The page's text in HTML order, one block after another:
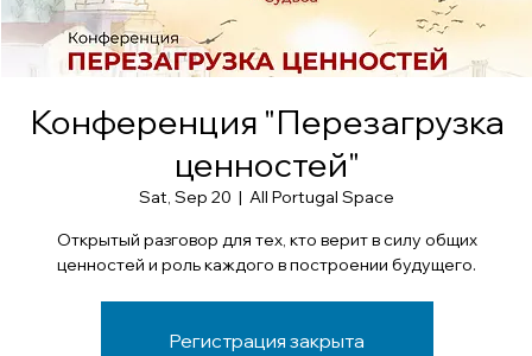
Конференция "Перезагрузка
ценностей"
Sat, Sep 20
  |
All Portugal Space
Открытый разговор для тех, кто верит в силу общих
ценностей и роль каждого в построении будущего.
Регистрация закрыта